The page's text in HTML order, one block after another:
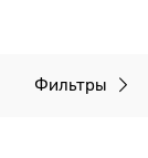
Фильтры